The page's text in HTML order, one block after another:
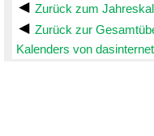
Zurück zum
Zurück zur
Kalenders von